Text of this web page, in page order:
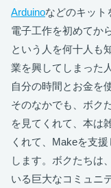
Arduinoなどのキット
電子工作を初めてか
という人を何十人も
業を興してしまった
自分の時間とお金を
そのなかでも、ボク
を見てくれて、本は
くれて、Makeを支
します。ボクたちは
いる巨大なコミュニ